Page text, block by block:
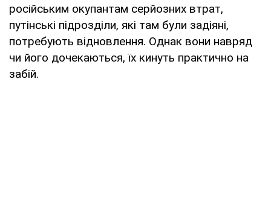
російським окупантам серйозних втрат,
путінські підрозділи, які там були задіяні,
потребують відновлення. Однак вони навряд
чи його дочекаються, їх кинуть практично на
забій.